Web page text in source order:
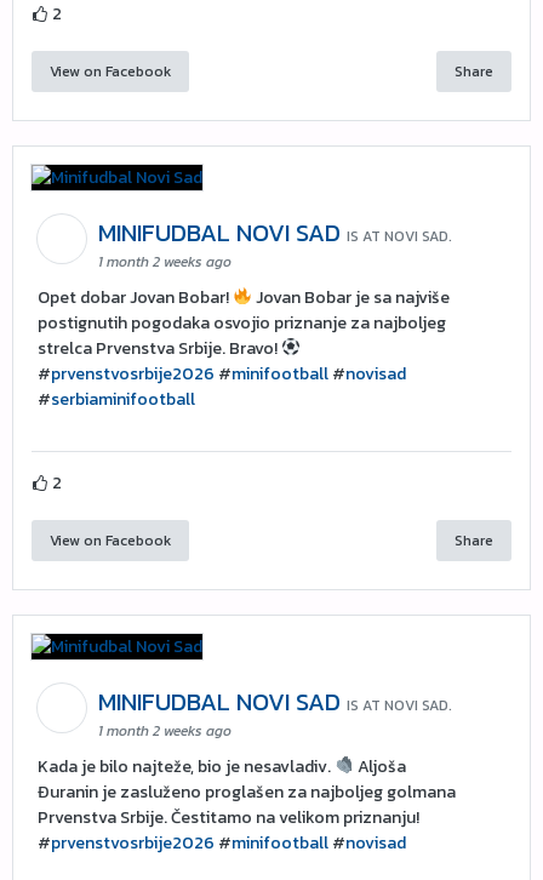
2
View on Facebook Share
MINIFUDBAL NOVI SAD IS AT NOVI SAD.
1 month 2 weeks ago
Opet dobar Jovan Bobar!
Jovan Bobar je sa najviše
postignutih pogodaka osvojio priznanje za najboljeg
strelca Prvenstva Srbije. Bravo!
#prvenstvosrbije2026 #minifootball#novisad
#serbiaminifootball
2
View on Facebook Share
MINIFUDBAL NOVI SAD IS AT NOVI SAD.
1 month 2 weeks ago
Kada je bilo najteže, bio je nesavladiv.
Aljoša
Đuranin je zasluženo proglašen za najboljeg golmana
Prvenstva Srbije. Čestitamo na velikom priznanju!
#prvenstvosrbije2026 #minifootball#novisad